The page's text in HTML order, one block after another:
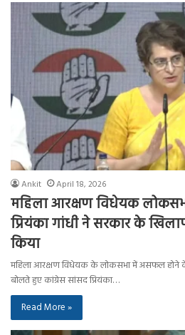
Ankit April 18, 2026
महिला आरक्षण विधेयक
प्रियंका गांधी ने सरकार के
किया
महिला आरक्षण विधेयक के लोकसभा में असफल होने
बोलते हुए कांग्रेस सांसद प्रियंका…
Read More »